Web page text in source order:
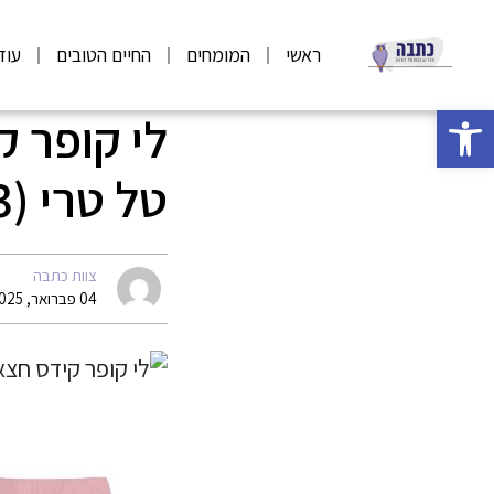
פתח סרגל נגישות
ראשי המומחים החיים הטובים
טל טרי (3)
צוות כתבה
04 פברואר, 2025 07:00